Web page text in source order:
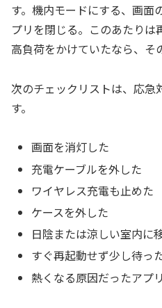
す。機内モードにする、画面
プリを閉じる。このあたりは
高負荷をかけていたなら、そ
次のチェックリストは、応急
す。
画面を消灯した
充電ケーブルを外した
ワイヤレス充電も止めた
ケースを外した
日陰または涼しい室内に
すぐ再起動せず少し待っ
熱くなる原因だったアプ